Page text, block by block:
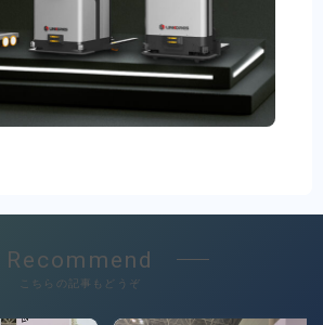
Recommend
こちらの記事もどうぞ